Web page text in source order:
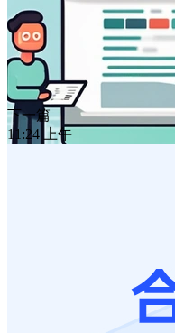
下一篇
11:24 上午